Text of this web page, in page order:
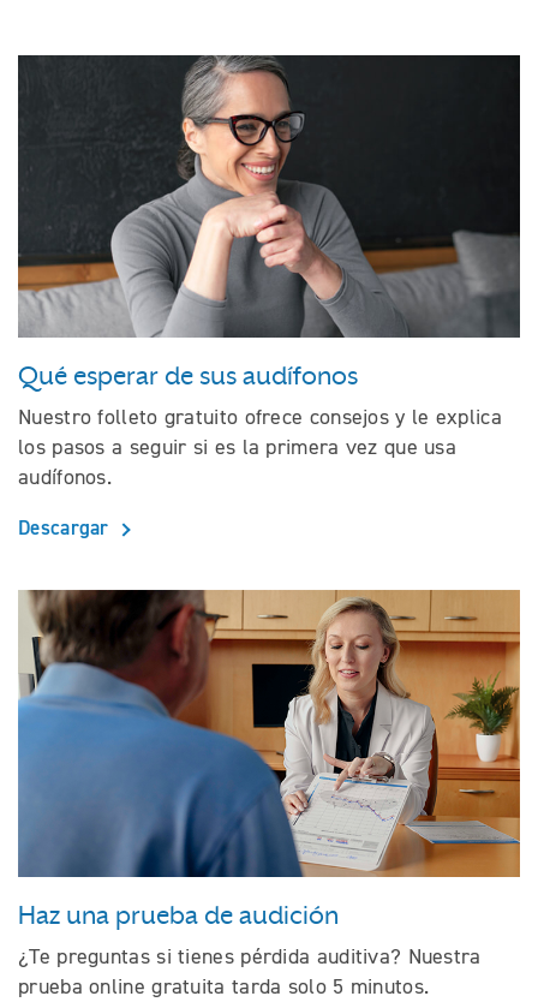
Qué esperar de sus audífonos
Nuestro folleto gratuito ofrece consejos y le explica
los pasos a seguir si es la primera vez que usa
audífonos.
Descargar
Haz una prueba de audición
¿Te preguntas si tienes pérdida auditiva? Nuestra
prueba online gratuita tarda solo 5 minutos.